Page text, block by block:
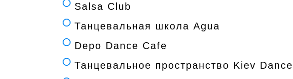
Salsa Club
Танцевальная школа Agua
Depo Dance Cafe
Танцевальное пространство Kiev Dance